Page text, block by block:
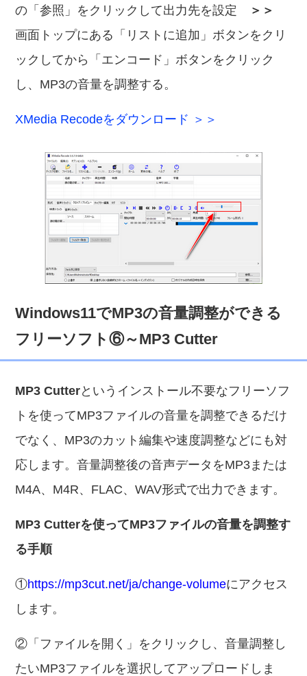
の「参照」をクリックして出力先を設定
＞＞
画面トップにある「リストに追加」ボタンをクリ
ックしてから「エンコード」ボタンをクリック
し、MP3の音量を調整する。
XMedia Recodeをダウンロード ＞＞
Windows11でMP3の音量調整ができる
フリーソフト⑥～MP3 Cutter
MP3 Cutterというインストール不要なフリーソフ
トを使ってMP3ファイルの音量を調整できるだけ
でなく、MP3のカット編集や速度調整などにも対
応します。音量調整後の音声データをMP3または
M4A、M4R、FLAC、WAV形式で出力できます。
MP3 Cutterを使ってMP3ファイルの音量を調整す
る手順
①https://mp3cut.net/ja/change-volumeにアクセス
します。
②「ファイルを開く」をクリックし、音量調整し
たいMP3ファイルを選択してアップロードしま